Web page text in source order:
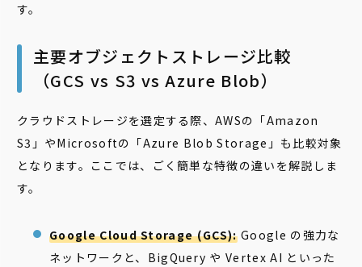
す。
主要オブジェクトストレージ比較
（GCS vs S3 vs Azure Blob）
クラウドストレージを選定する際、AWSの「Amazon
S3」やMicrosoftの「Azure Blob Storage」も比較対象
となります。ここでは、ごく簡単な特徴の違いを解説しま
す。
Google Cloud Storage (GCS):Google の強力な
ネットワークと、BigQuery や Vertex AI といった